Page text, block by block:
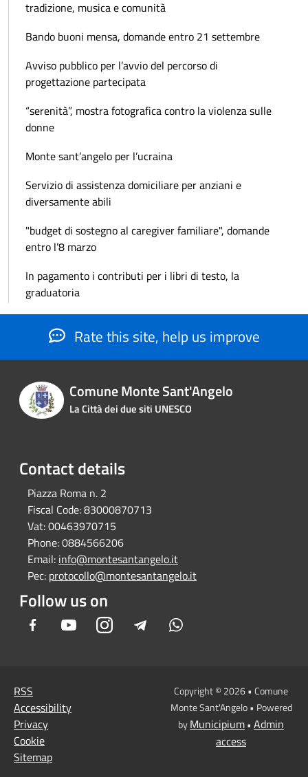
tradizione, musica e comunità
Bando buoni mensa, domande entro 21 settembre
Avviso pubblico per l’avvio del percorso di
progettazione partecipata
“serenità”, mostra fotografica contro la violenza sulle
donne
Monte sant’angelo per l’ucraina
Servizio di assistenza domiciliare per anziani e
diversamente abili
"budget di sostegno al caregiver familiare", domande
entro l’8 marzo
In pagamento i contributi per i libri di testo, la
graduatoria
Rate this site, help us improve
Comune Monte Sant'Angelo
La Città dei due siti UNESCO
Contact details
Piazza Roma n. 2
Fiscal Code:83000870713
Vat:00463970715
Phone:0884566206
Email: info@montesantangelo.it
Pec: protocollo@montesantangelo.it
Follow us on
Facebook YoutubeInstagram Telegram
RSS
Accessibility
Privacy
Cookie
Sitemap
Copyright © 2026 • Comune
Monte Sant'Angelo • Powered
byMunicipium• Admin
access